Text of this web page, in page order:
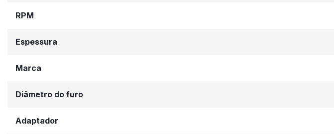
RPM
Espessura
Marca
Diâmetro do furo
Adaptador